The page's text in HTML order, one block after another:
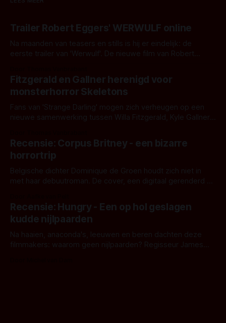
Trailer Robert Eggers' WERWULF online
Na maanden van teasers en stills is hij er eindelijk: de
eerste trailer van 'Werwulf'. De nieuwe film van Robert
kille stijl vol folklore en mythe. Het topic deze keer is (kon
het het al raden?)... de weerwolf. Kijk je mee?
Fitzgerald en Gallner herenigd voor
monsterhorror Skeletons
Fans van 'Strange Darling' mogen zich verheugen op een
nieuwe samenwerking tussen Willa Fitzgerald, Kyle Gallner
'Skeletons', een nieuwe creature feature waarvoor de
opnames zijn gestart in Australië.
Recensie: Corpus Britney - een bizarre
horrortrip
Belgische dichter Dominique de Groen houdt zich niet in
met haar debuutroman. De cover, een digitaal gerenderd en
achtergrond, belooft iets kleurrijks maar onheilspellends,
iets ongrijpbaars. En dat maakt De Groen met ieder woord
waar.
Recensie: Hungry - Een op hol geslagen
kudde nijlpaarden
Na haaien, anaconda's, leeuwen en beren dachten deze
filmmakers: waarom geen nijlpaarden? Regisseur James